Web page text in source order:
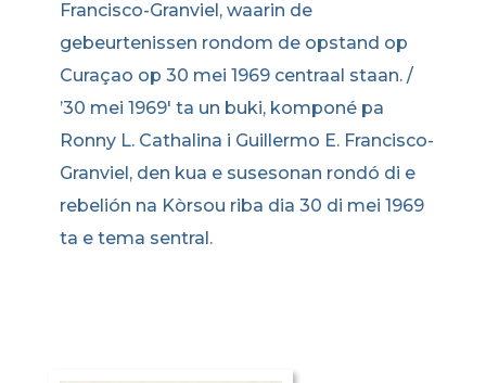
Francisco-Granviel, waarin de
gebeurtenissen rondom de opstand op
Curaçao op 30 mei 1969 centraal staan. /
’30 mei 1969′ ta un buki, komponé pa
Ronny L. Cathalina i Guillermo E. Francisco-
Granviel, den kua e susesonan rondó di e
rebelión na Kòrsou riba dia 30 di mei 1969
ta e tema sentral.